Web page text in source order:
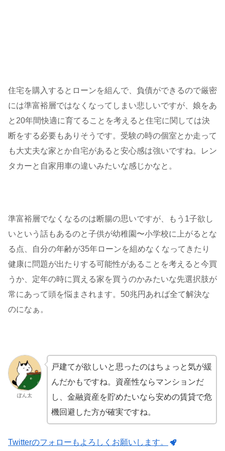
住宅を購入するとローンを組んで、負債ができるので厳密
には準富裕層ではなくなってしまい悲しいですが、娘をあ
と20年間快適に育てることを考えると住宅に関しては決
断をする必要もありそうです。受験の時の個室とか走って
も大丈夫な家とか自宅があると安心感は強いですね。レン
タカーと自家用車の違いみたいな感じかなと。
準富裕層でなくなるのは断腸の思いですが、もう1子欲し
いという話もあるのと子供が幼稚園〜小学校に上がるとな
る点、自分の年齢が35年ローンを組めなくなってきたり
健康に問題が出たりする可能性があることを考えると今買
うか、定年の時に買える家を買うのかみたいな先選択肢が
常にあって頭を悩まされます。50兆円あれば全て解決な
のになぁ。
ぽん太
戸建てが欲しいと思ったのはちょっと気が緩
んだかもですね。資産性ならマンションだ
し、金融資産を貯めたいなら安めの賃貸で危
機回避した方が確実ですね。
Twitterのフォローもよろしくお願いします。